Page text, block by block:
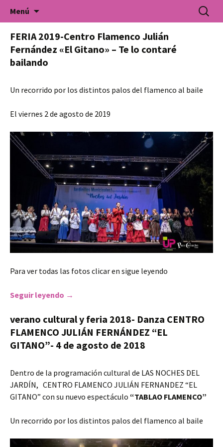
Universidad Popular
Universidad Popular de Villarrobledo. Cursos
de formación para todo tipo de colectivos.
Menú Buscar:
FERIA 2019-Centro Flamenco Julián
Fernández «El Gitano» – Te lo contaré
bailando
Un recorrido por los distintos palos del flamenco al baile
El viernes 2 de agosto de 2019
Para ver todas las fotos clicar en sigue leyendo
Seguir leyendo FERIA 2019-Centro Flamenco Julián
→
verano cultural y feria 2018- Danza CENTRO
FLAMENCO JULIÁN FERNÁNDEZ “EL
GITANO”- 4 de agosto de 2018
Dentro de la programación cultural de LAS NOCHES DEL
JARDÍN, CENTRO FLAMENCO JULIÁN FERNANDEZ “EL
GITANO” con su nuevo espectáculo “TABLAO FLAMENCO”
Un recorrido por los distintos palos del flamenco al baile